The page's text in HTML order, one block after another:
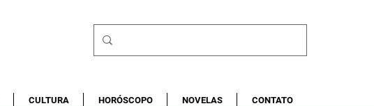
CULTURA HORÓSCOPO NOVELAS CONTATO